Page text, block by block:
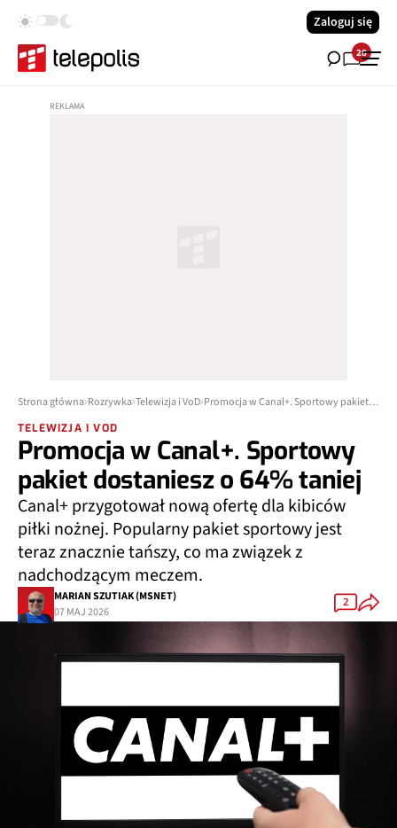
Zaloguj się
28
Strona główna Rozrywka Telewizja i VoD Promocja w Canal+. Sportowy pakiet dostaniesz o 64% taniej
TELEWIZJA I VOD
Promocja w Canal+. Sportowy
pakiet dostaniesz o 64% taniej
Canal+ przygotował nową ofertę dla kibiców
piłki nożnej. Popularny pakiet sportowy jest
teraz znacznie tańszy, co ma związek z
nadchodzącym meczem.
MARIAN SZUTIAK (MSNET)
07 MAJ 2026
2